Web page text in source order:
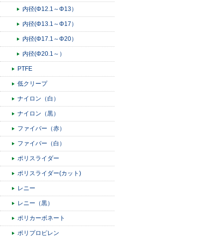
内径(Φ12.1～Φ13）
内径(Φ13.1～Φ17）
内径(Φ17.1～Φ20）
内径(Φ20.1～）
PTFE
低クリープ
ナイロン（白）
ナイロン（黒）
ファイバー（赤）
ファイバー（白）
ポリスライダー
ポリスライダー(カット)
レニー
レニー（黒）
ポリカーボネート
ポリプロピレン